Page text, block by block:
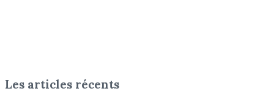
Les articles récents